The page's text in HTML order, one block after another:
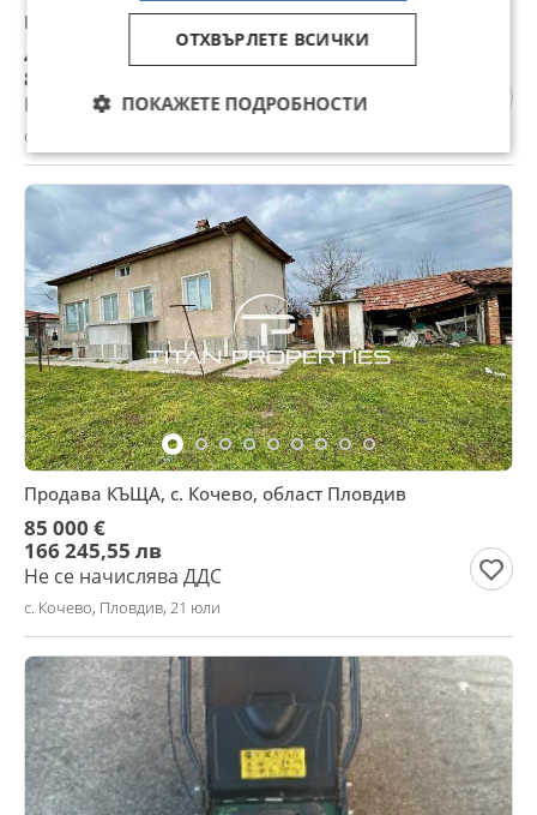
Продава ПАРЦЕЛ, с. Кочево, област Пловдив
44 838 €
87 695,51 лв
Цената е с включен ДДС
с. Кочево, Пловдив, 24 юли
Продава КЪЩА, с. Кочево, област Пловдив
85 000 €
166 245,55 лв
Не се начислява ДДС
с. Кочево, Пловдив, 21 юли
ОТХВЪРЛЕТЕ ВСИЧКИ
ПОКАЖЕТЕ ПОДРОБНОСТИ